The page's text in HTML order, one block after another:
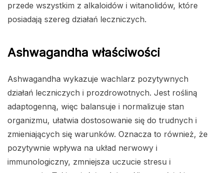
przede wszystkim z alkaloidów i witanolidów, które
posiadają szereg działań leczniczych.
Ashwagandha właściwości
Ashwagandha wykazuje wachlarz pozytywnych
działań leczniczych i prozdrowotnych. Jest rośliną
adaptogenną, więc balansuje i normalizuje stan
organizmu, ułatwia dostosowanie się do trudnych i
zmieniających się warunków. Oznacza to również, że
pozytywnie wpływa na układ nerwowy i
immunologiczny, zmniejsza uczucie stresu i